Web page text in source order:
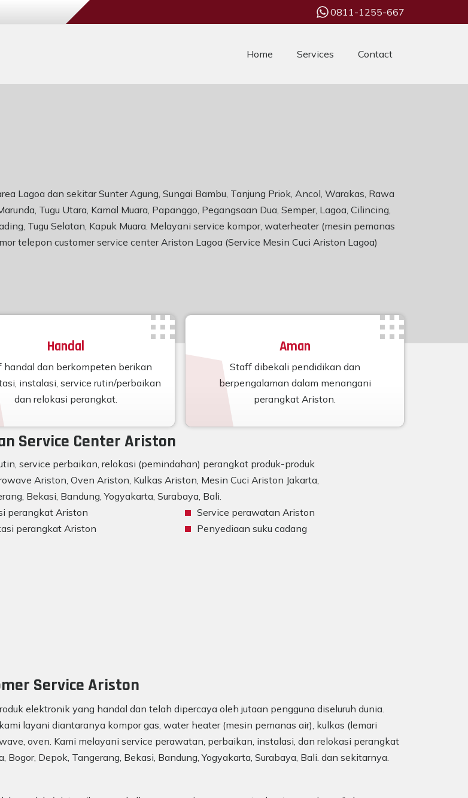
0811-1255-667
Home Services Contact
Lagoa dan sekitar Sunter Agung, Sungai Bambu, Tanjung Priok, Ancol, Warakas, Rawa
Tugu Utara, Kamal Muara, Papanggo, Pegangsaan Dua, Semper, Lagoa, Cilincing,
Tugu Selatan, Kapuk Muara. Melayani service kompor, waterheater (mesin pemanas
telepon customer service center Ariston Lagoa (Service Mesin Cuci Ariston Lagoa)
Handal
handal dan berkompeten berikan
instalasi, service rutin/perbaikan
dan relokasi perangkat.
Aman
Staff dibekali pendidikan dan
berpengalaman dalam menangani
perangkat Ariston.
Service Center Ariston
service perbaikan, relokasi (pemindahan) perangkat produk-produk
Ariston, Oven Ariston, Kulkas Ariston, Mesin Cuci Ariston Jakarta,
Bekasi, Bandung, Yogyakarta, Surabaya, Bali.
perangkat Ariston
Service perawatan Ariston
perangkat Ariston Penyediaan suku cadang
Service Ariston
elektronik yang handal dan telah dipercaya oleh jutaan pengguna diseluruh dunia.
layani diantaranya kompor gas, water heater (mesin pemanas air), kulkas (lemari
oven. Kami melayani service perawatan, perbaikan, instalasi, dan relokasi perangkat
Bogor, Depok, Tangerang, Bekasi, Bandung, Yogyakarta, Surabaya, Bali. dan sekitarnya.